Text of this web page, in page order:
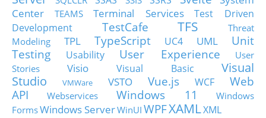
Center
TEAMS Terminal Services
Test Driven
Development
TestCafe TFS
Threat
Modeling
TPL TypeScript UC4 UML
Unit
Testing
Usability User Experience
User
Stories
Visio Visual Basic
Visual
Studio
VMWare VSTO Vue.js WCF
Web
API
Webservices Windows 11
Windows
FormsWindows ServerWinUI WPFXAMLXML